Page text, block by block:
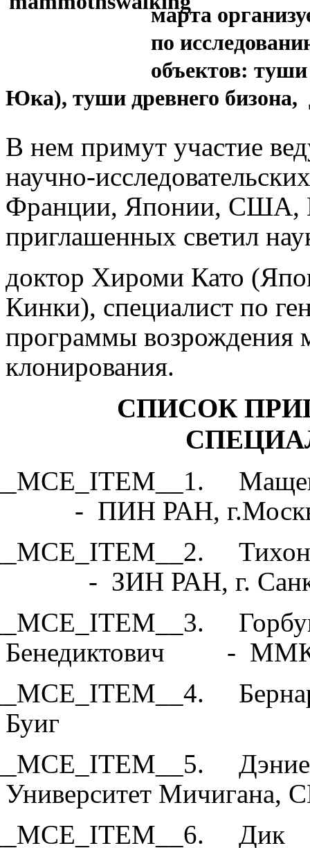
марта
по
объектов:
Юка), туши древнего бизона,
В нем примут участие
научно-
Франции, Японии, США,
приглашенных светил
доктор Хироми Като
Кинки), специалист по
программы возрождения
клонирования.
СПИСОК
- ПИН РАН,
- ЗИН РАН, г. Санкт
Бенедиктович - ММК,
Буиг - ММК,
Университет Мичигана,
Дик